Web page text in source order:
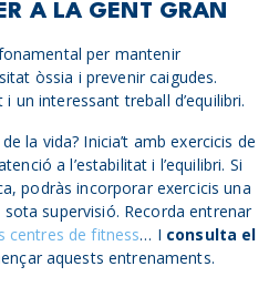
A LA GENT GRAN
per mantenir
òssia i prevenir caigudes.
un interessant treball d’equilibri.
la vida? Inicia’t amb exercicis de
a l’estabilitat i l’equilibri. Si
podràs incorporar exercicis una
supervisió. Recorda entrenar
centres de fitness… I consulta el
aquests entrenaments.